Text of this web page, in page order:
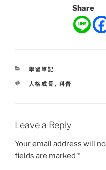
Share
CATEGORIES
學習筆記
TAGS
人格成長 , 科普
Leave a Reply
Your email address will
fields are marked *